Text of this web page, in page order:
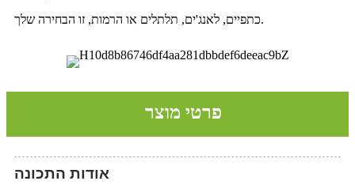
כתפיים, לאנג'ים, תלתלים או הרמות, זו הבחירה שלך.
פרטי מוצר
אודות התכונה